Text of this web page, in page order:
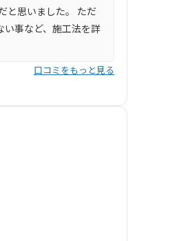
と思いました。 ただ
い事など、施工法を詳
口コミをもっと見る